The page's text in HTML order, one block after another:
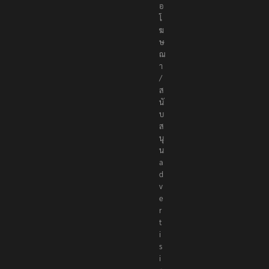
อ
โ
ฆ
ษ
ณ
า
/
ส
นั
บ
ส
นุ
น
a
d
v
e
r
t
i
s
i